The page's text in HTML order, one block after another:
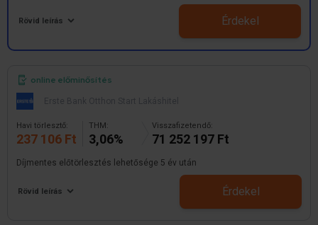
Rövid leírás Érdekel
online előminősítés
Havi törlesztő:
237 106 Ft
THM:
3,06%
Visszafizetendő:
71 252 197 Ft
Díjmentes előtörlesztés lehetősége 5 év után
Rövid leírás Érdekel